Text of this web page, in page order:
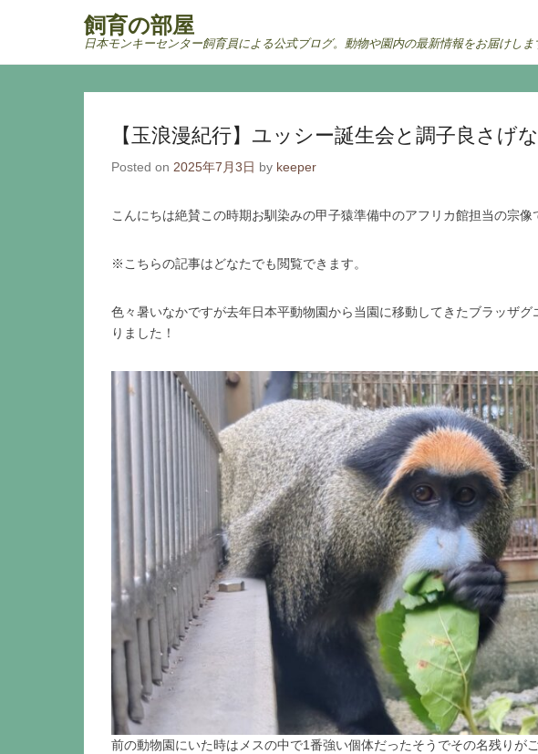
飼育の部屋
日本モンキーセンター飼育員による公式ブログ。動物や園内の最新情報をお届けしま
【玉浪漫紀行】ユッシー誕生会と調子良さげ
Posted on 2025年7月3日 by keeper
こんにちは絶賛この時期お馴染みの甲子猿準備中のアフリカ館担当の宗像
※こちらの記事はどなたでも閲覧できます。
色々暑いなかですが去年日本平動物園から当園に移動してきたブラッザ
りました！
前の動物園にいた時はメスの中で1番強い個体だったそうでその名残りが